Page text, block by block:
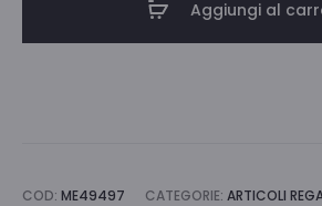
Aggiungi al
COD: ME49497 CATEGORIE: ARTICOLI